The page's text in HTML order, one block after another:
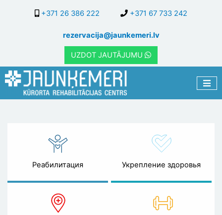
основному
содержанию
+371 26 386 222 +371 67 733 242
rezervacija@jaunkemeri.lv
UZDOT JAUTĀJUMU
клиника
Реабилитация Укрепление здоровья